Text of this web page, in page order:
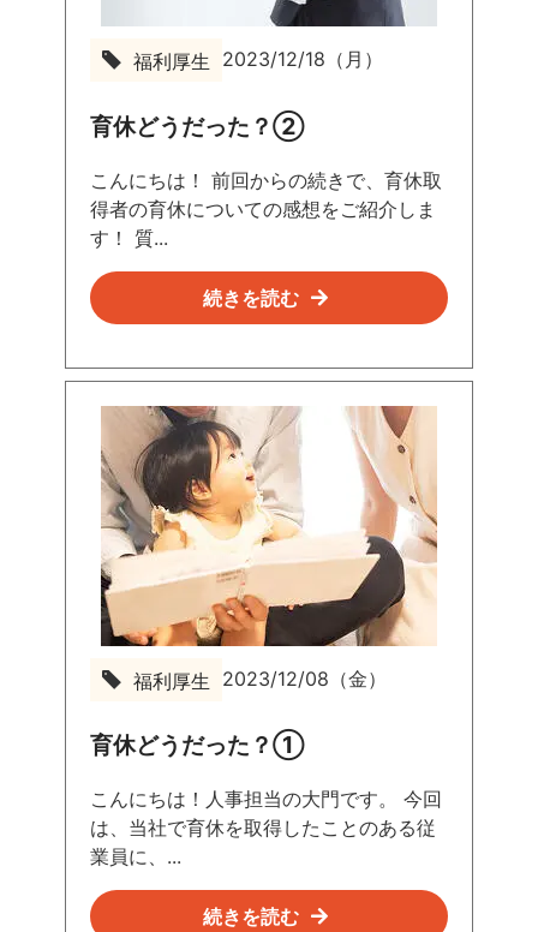
福利厚生 2023/12/18（月）
育休どうだった？②
こんにちは！ 前回からの続きで、育休取
得者の育休についての感想をご紹介しま
す！ 質...
続きを読む
福利厚生 2023/12/08（金）
育休どうだった？①
こんにちは！人事担当の大門です。 今回
は、当社で育休を取得したことのある従
業員に、...
続きを読む